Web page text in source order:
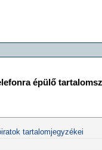
épülő
tartalomjegyzékei